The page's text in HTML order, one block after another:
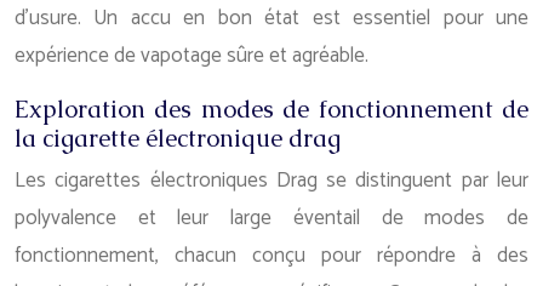
d’usure. Un accu en bon état est essentiel pour une
expérience de vapotage sûre et agréable.
Exploration des modes de fonctionnement de
la cigarette électronique drag
Les cigarettes électroniques Drag se distinguent par leur
polyvalence et leur large éventail de modes de
fonctionnement, chacun conçu pour répondre à des